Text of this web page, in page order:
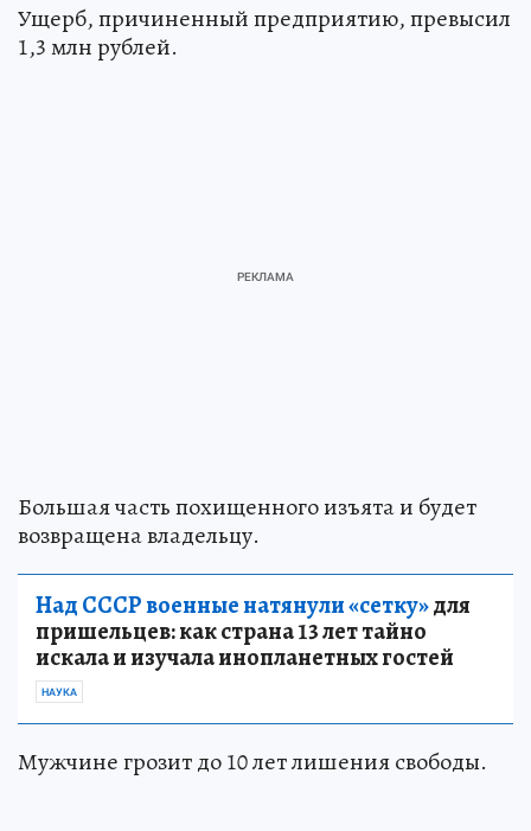
Ущерб, причиненный предприятию, превысил
1,3 млн рублей.
Большая часть похищенного изъята и будет
возвращена владельцу.
Над СССР военные натянули «сетку»для
пришельцев: как страна 13 лет тайно
искала и изучала инопланетных гостей
НАУКА
Мужчине грозит до 10 лет лишения свободы.